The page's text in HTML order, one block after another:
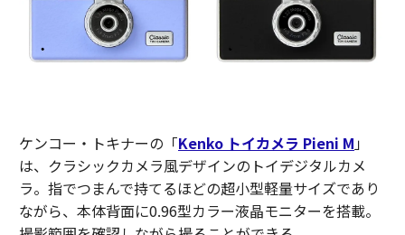
ケンコー・トキナーの「Kenko トイカメラ Pieni M 」
は、クラシックカメラ風デザインのトイデジタルカメ
ラ。指でつまんで持てるほどの超小型軽量サイズであり
ながら、本体背面に0.96型カラー液晶モニターを搭載。